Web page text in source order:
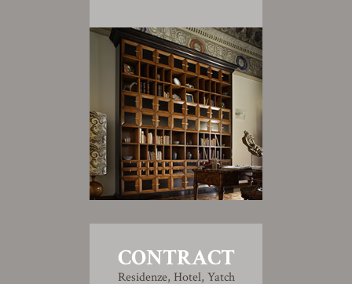
CONTRACT
Residenze, Hotel, Yatch